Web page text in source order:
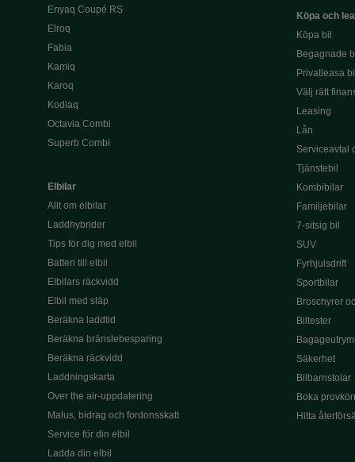
Enyaq Coupé RS
Elroq
Fabia
Kamiq
Karoq
Kodiaq
Octavia Combi
Superb Combi
Elbilar
Allt om elbilar
Laddhybrider
Tips för dig med elbil
Batteri till elbil
Elbilars räckvidd
Elbil med släp
Beräkna laddtid
Beräkna bränslebesparing
Beräkna räckvidd
Laddningskarta
Over the air-uppdatering
Malus, bidrag och fordonsskatt
Service för din elbil
Ladda din elbil
Köpa och
Köpa bil
Begagnade
Privatleasa bil
Välj rätt
Leasing
Lån
Serviceavtal
Tjänstebil
Kombibilar
Familjebilar
7-sitsig bil
SUV
Fyrhjulsdrift
Sportbilar
Broschyrer
Biltester
Säkerhet
Bilbarnstolar
Boka
Hitta